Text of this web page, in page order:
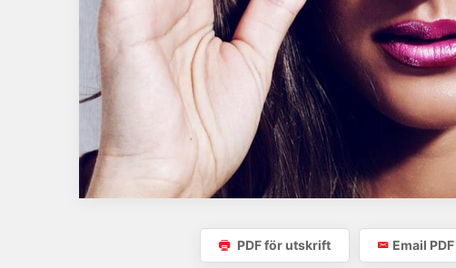
PDF för utskrift Email PDF